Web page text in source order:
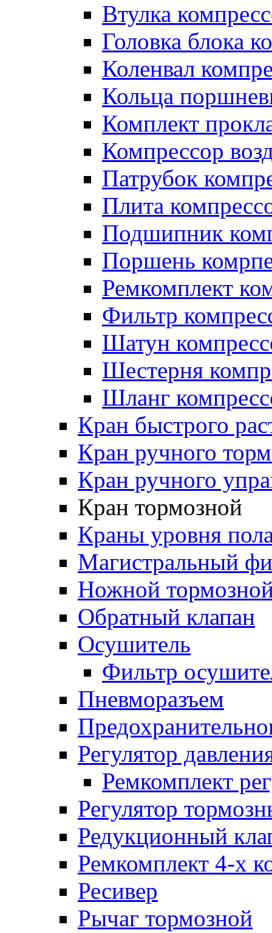
Втулка
Головка блока
Коленвал
Кольца
Комплект
Компрессор
Патрубок
Плита
Подшипник
Поршень
Ремкомплект
Фильтр
Шатун
Шестерня
Шланг
Кран быстрого
Кран ручного
Кран ручного
Кран тормозной
Краны уровня
Магистральный
Ножной
Обратный клапан
Осушитель
Фильтр
Пневморазъем
Регулятор
Ремкомплект
Регулятор
Редукционный
Ремкомплект 4-х
Ресивер
Рычаг тормозной